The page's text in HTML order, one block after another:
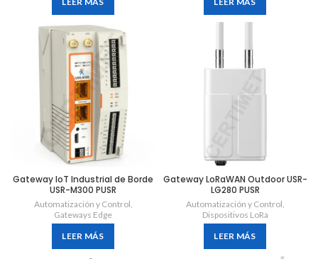
Gateway IoT Industrial de Borde
USR-M300 PUSR
Automatización y Control,
Gateways Edge
LEER MÁS
Gateway LoRaWAN Outdoor USR-
LG280 PUSR
Automatización y Control,
Dispositivos LoRa
LEER MÁS